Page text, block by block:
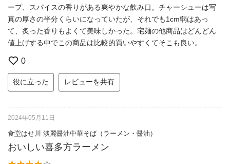
ープ、スパイスの香りがある爽やかな飲み口。チャーシューは写
真の厚さの半分くらいになっていたが、それでも1cm弱はあっ
て、炙った香りもよくて美味しかった。宅麺の他商品はどんどん
値上げする中でこの商品は比較的買いやすくてそこも良い。
0
役に立った レビューを共有
2024年05月11日
食堂はせ川 淡麗醤油中華そば（ラーメン・醤油）
おいしい喜多方ラーメン